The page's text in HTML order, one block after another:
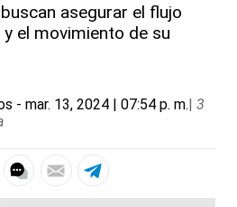
asegurar el flujo
el movimiento de su
- mar. 13, 2024 | 07:54 p. m.| 3